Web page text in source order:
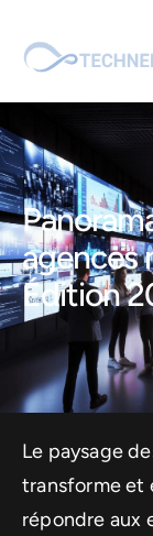
agences
Édition
Le paysage
transforme et
répondre aux